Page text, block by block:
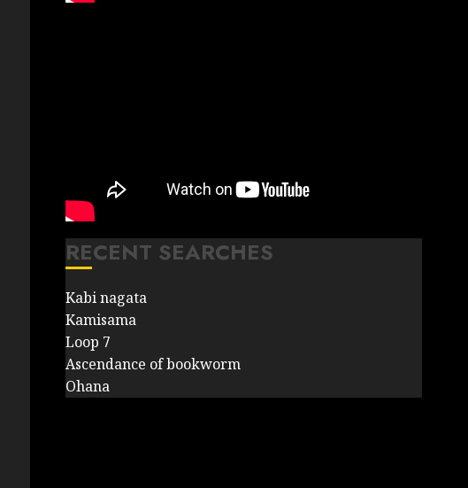
RECENT SEARCHES
Kabi nagata
Kamisama
Loop 7
Ascendance of bookworm
Ohana